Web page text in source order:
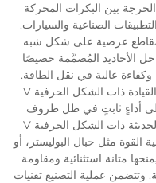
بين البكرات المحركة
الصناعية والسيارات.
عرضية على شكل شبه
الأخاديد المُصمَّمة خصيصًا
عالية في نقل الطاقة.
ويسمح الشكل الهندسي الفريد لأحزمة القيادة ذات الشكل الحرفية V
أداءٍ ثابتٍ في ظل ظروف
تشغيل متفاوتة. وتشمل أحزمة القيادة الحديثة ذات الشكل الحرفية V
مثل حبال البوليستر، أو
متانة استثنائية ومقاومة
وتتضمن عملية التصنيع تقنيات